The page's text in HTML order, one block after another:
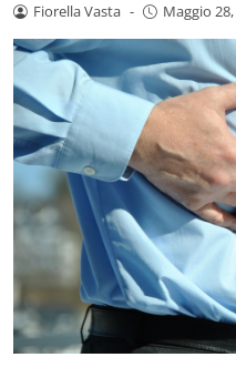
Fiorella Vasta - Maggio